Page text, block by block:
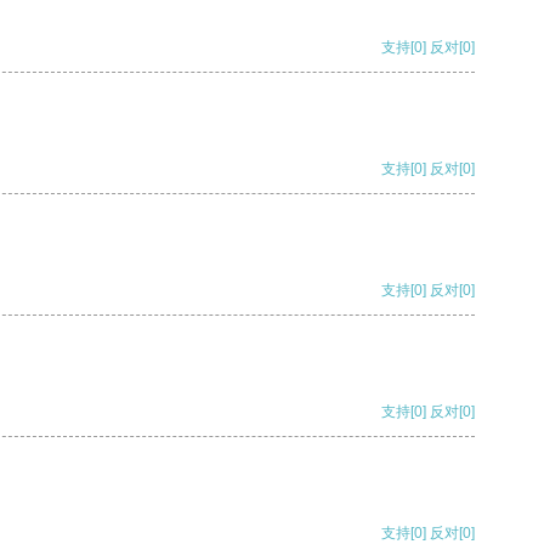
支持[0] 反对[0]
支持[0] 反对[0]
支持[0] 反对[0]
支持[0] 反对[0]
支持[0] 反对[0]